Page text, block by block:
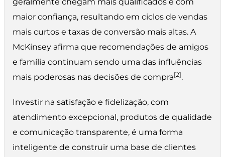
geralmente chegam mais qualificados e com
maior confiança, resultando em ciclos de vendas
mais curtos e taxas de conversão mais altas. A
McKinsey afirma que recomendações de amigos
e família continuam sendo uma das influências
mais poderosas nas decisões de compra[2].
Investir na satisfação e fidelização, com
atendimento excepcional, produtos de qualidade
e comunicação transparente, é uma forma
inteligente de construir uma base de clientes